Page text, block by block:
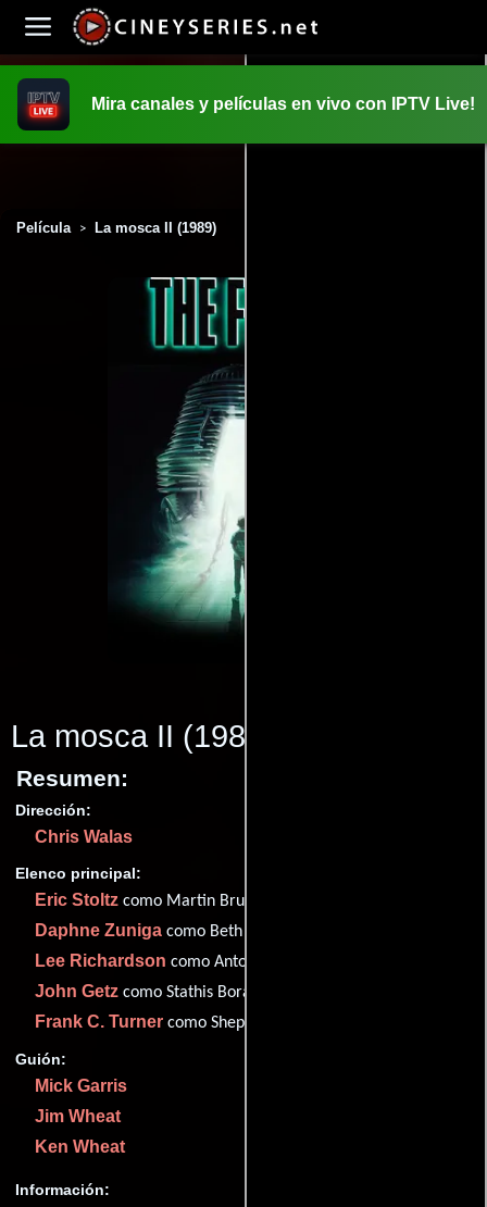
Mira canales y películas en vivo con IPTV Live!
Película > La mosca II (1989)
La mosca II (1989)
Resumen:
Dirección:
Chris Walas
Elenco principal:
Eric Stoltz como Martin Brundle
Daphne Zuniga como Beth Logan
Lee Richardson como Anton Bartok
John Getz como Stathis Borans
Frank C. Turner como Shepard
Guión:
Mick Garris
Jim Wheat
Ken Wheat
Información: